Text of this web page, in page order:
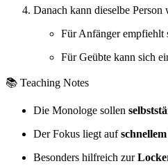
Danach kann dieselbe
Für Anfänger empfiehlt
Für Geübte kann sich
📚 Teaching Notes
Die Monologe sollen
Der Fokus liegt auf
Besonders hilfreich zur